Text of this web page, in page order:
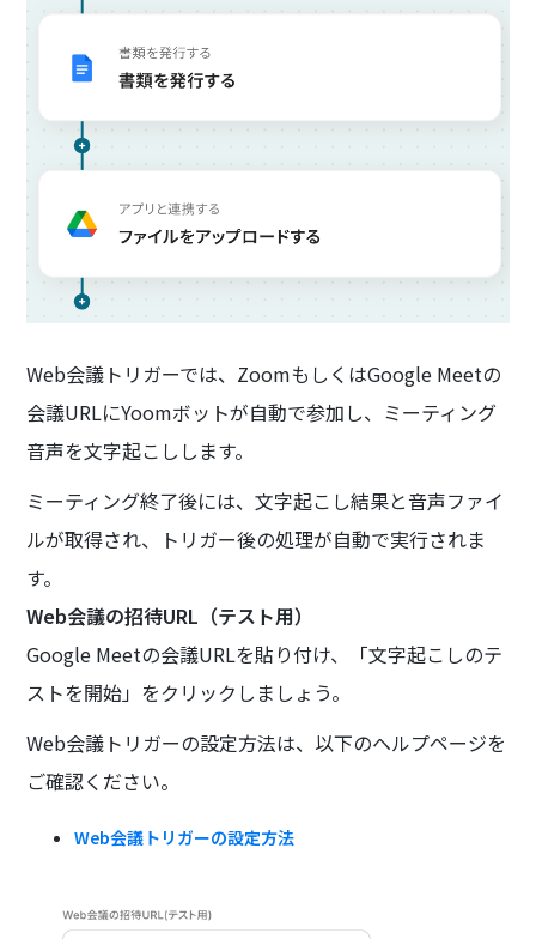
Web会議トリガーでは、ZoomもしくはGoogle Meetの
会議URLにYoomボットが自動で参加し、ミーティング
音声を文字起こしします。
ミーティング終了後には、文字起こし結果と音声ファイ
ルが取得され、トリガー後の処理が自動で実行されま
す。
Web会議の招待URL（テスト用）
Google Meetの会議URLを貼り付け、「文字起こしのテ
ストを開始」をクリックしましょう。
Web会議トリガーの設定方法は、以下のヘルプページを
ご確認ください。
Web会議トリガーの設定方法